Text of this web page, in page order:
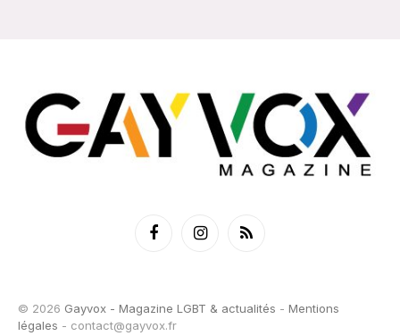
FacebookInstagramRSS
© 2026 Gayvox - Magazine LGBT & actualités - Mentions
légales - contact@gayvox.fr